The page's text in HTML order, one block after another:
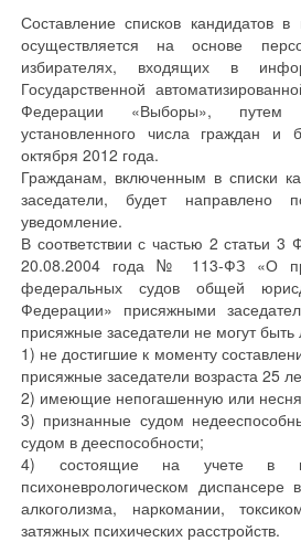
Составление списков кандидатов
осуществляется на основе
избирателях, входящих в
Государственной
Федерации «Выборы», путем
установленного числа граждан и
октября 2012 года.
Гражданам, включенным в списки
заседатели, будет направлено
уведомление.
В соответствии с частью 2 статьи 3
20.08.2004 года № 113-ФЗ «О
федеральных судов общей
Федерации» присяжными
присяжные заседатели не могут быть
1) не достигшие к моменту
присяжные заседатели возраста 25
2) имеющие непогашенную или
3) признанные судом
судом в дееспособности;
4) состоящие на учете в
психоневрологическом
алкоголизма, наркомании,
затяжных психических расстройств.